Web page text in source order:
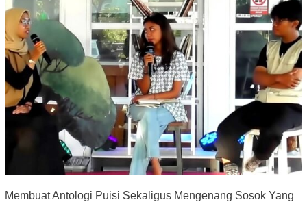
Membuat Antologi Puisi Sekaligus Mengenang Sosok Yang